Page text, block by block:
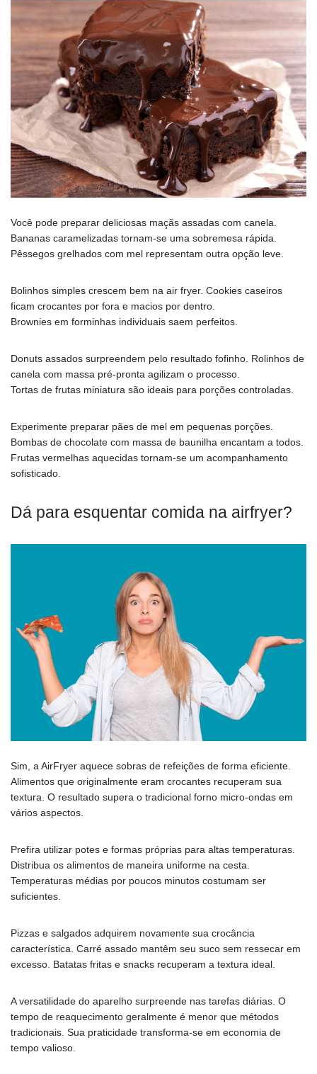
Você pode preparar deliciosas maçãs assadas com canela.
Bananas caramelizadas tornam-se uma sobremesa rápida.
Pêssegos grelhados com mel representam outra opção leve.
Bolinhos simples crescem bem na air fryer. Cookies caseiros
ficam crocantes por fora e macios por dentro.
Brownies em forminhas individuais saem perfeitos.
Donuts assados surpreendem pelo resultado fofinho. Rolinhos de
canela com massa pré-pronta agilizam o processo.
Tortas de frutas miniatura são ideais para porções controladas.
Experimente preparar pães de mel em pequenas porções.
Bombas de chocolate com massa de baunilha encantam a todos.
Frutas vermelhas aquecidas tornam-se um acompanhamento
sofisticado.
Dá para esquentar comida na airfryer?
Sim, a AirFryer aquece sobras de refeições de forma eficiente.
Alimentos que originalmente eram crocantes recuperam sua
textura. O resultado supera o tradicional forno micro-ondas em
vários aspectos.
Prefira utilizar potes e formas próprias para altas temperaturas.
Distribua os alimentos de maneira uniforme na cesta.
Temperaturas médias por poucos minutos costumam ser
suficientes.
Pizzas e salgados adquirem novamente sua crocância
característica. Carré assado mantêm seu suco sem ressecar em
excesso. Batatas fritas e snacks recuperam a textura ideal.
A versatilidade do aparelho surpreende nas tarefas diárias. O
tempo de reaquecimento geralmente é menor que métodos
tradicionais. Sua praticidade transforma-se em economia de
tempo valioso.